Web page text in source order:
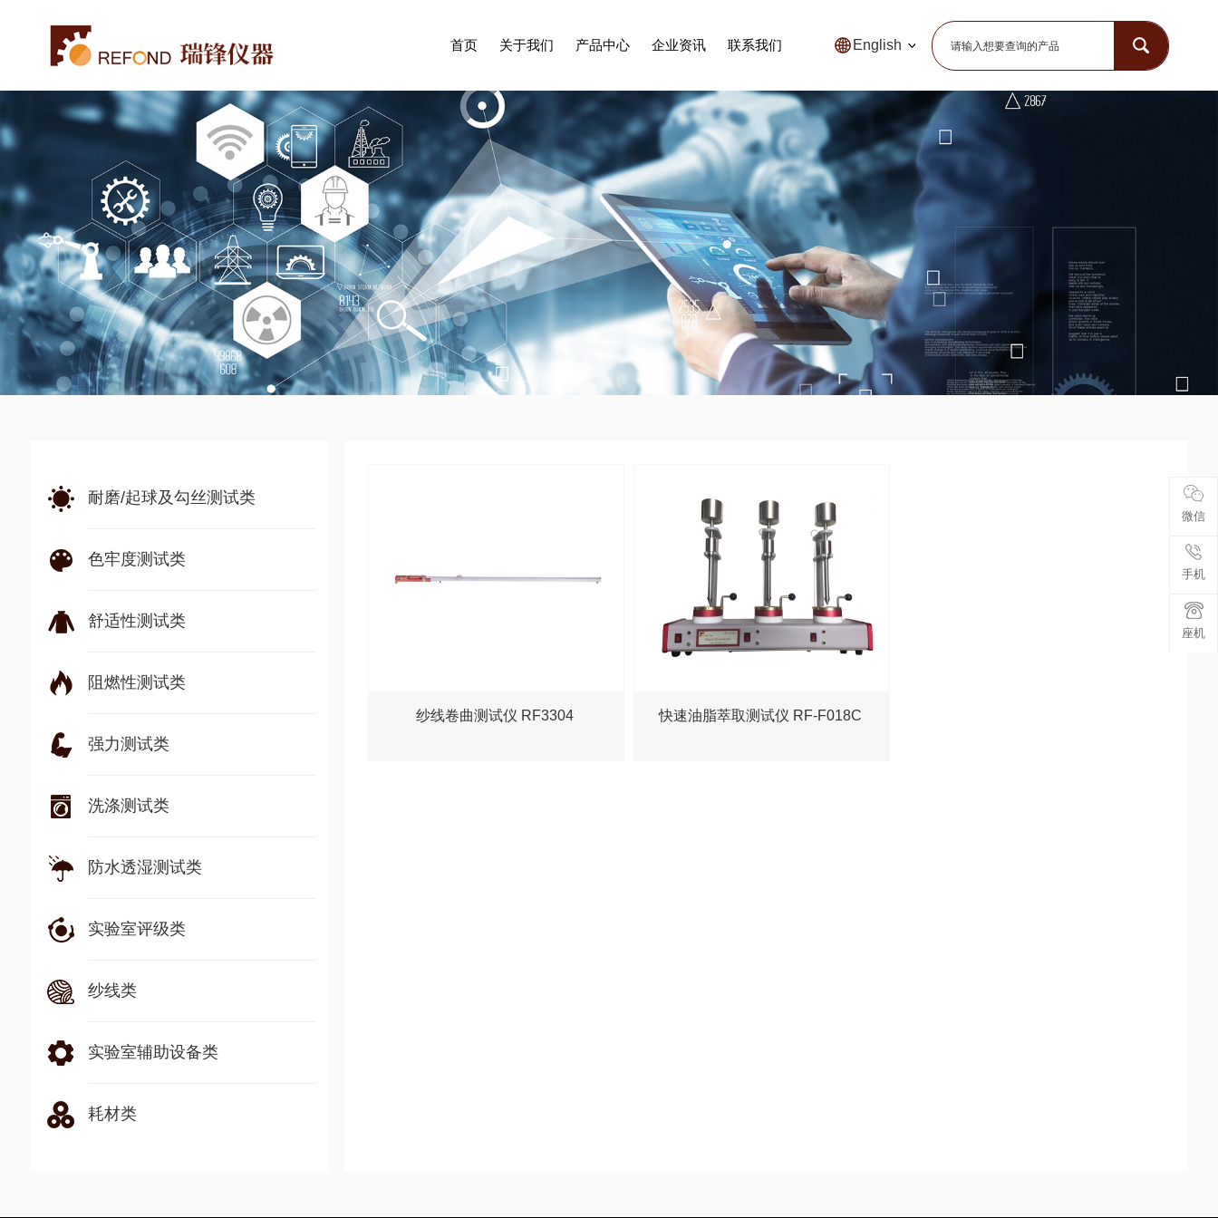
首页 关于我们 产品中心 企业资讯 联系我们 English
耐磨/起球及勾丝测试类
色牢度测试类
舒适性测试类
阻燃性测试类
强力测试类
洗涤测试类
防水透湿测试类
实验室评级类
纱线类
实验室辅助设备类
耗材类
纱线卷曲测试仪 RF3304 快速油脂萃取测试仪 RF-F018C
微信
手机
座机